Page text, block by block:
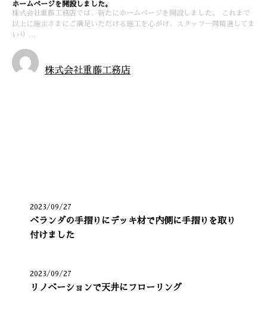
ホームページを開設しました。
株式会社重藤工務店では、新たにホームページを開設しました。 これまで
以上に施主さまにご満足いただける施工を心がけ、スタッフ一同精進してま
いり …
株式会社重藤工務店
2023/09/27
ベランダの手摺りにデッキ材で内側に手摺りを取り
付けました
2023/09/27
リノベーションで天井にフローリング